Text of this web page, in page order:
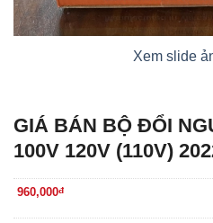
Xem slide
GIÁ BÁN BỘ ĐỔI
100V 120V (110V)
960,000đ